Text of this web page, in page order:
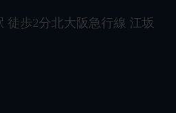
徒歩2分北大阪急行線 江坂